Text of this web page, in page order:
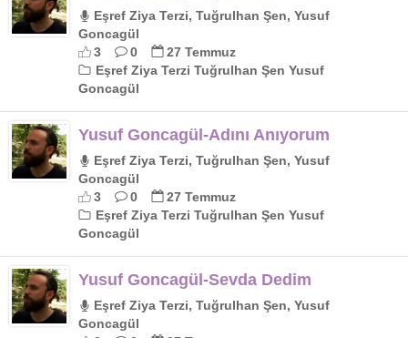
Eşref Ziya Terzi, Tuğrulhan Şen, Yusuf
Goncagül
3
0
27 Temmuz
Eşref Ziya Terzi Tuğrulhan Şen Yusuf
Goncagül
Yusuf Goncagül-Adını Anıyorum
Eşref Ziya Terzi, Tuğrulhan Şen, Yusuf
Goncagül
3
0
27 Temmuz
Eşref Ziya Terzi Tuğrulhan Şen Yusuf
Goncagül
Yusuf Goncagül-Sevda Dedim
Eşref Ziya Terzi, Tuğrulhan Şen, Yusuf
Goncagül